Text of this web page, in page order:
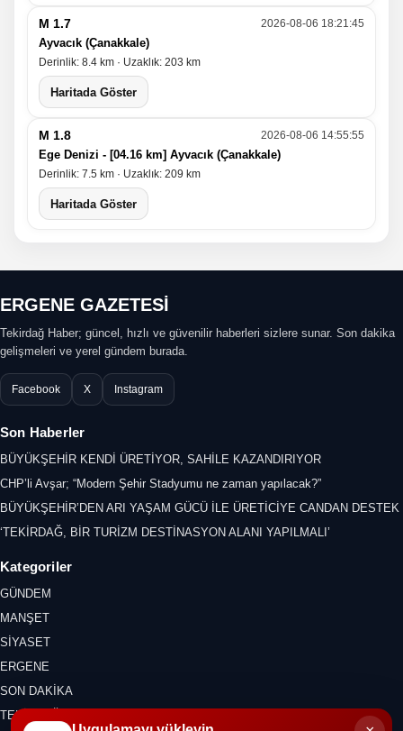
M 1.7 2026-08-06 18:21:45
Ayvacık (Çanakkale)
Derinlik: 8.4 km · Uzaklık: 203 km
Haritada Göster
M 1.8 2026-08-06 14:55:55
Ege Denizi - [04.16 km] Ayvacık (Çanakkale)
Derinlik: 7.5 km · Uzaklık: 209 km
Haritada Göster
ERGENE GAZETESİ
Tekirdağ Haber; güncel, hızlı ve güvenilir haberleri sizlere sunar. Son dakika
gelişmeleri ve yerel gündem burada.
Facebook X Instagram
Son Haberler
BÜYÜKŞEHİR KENDİ ÜRETİYOR, SAHİLE KAZANDIRIYOR
CHP’li Avşar; “Modern Şehir Stadyumu ne zaman yapılacak?”
BÜYÜKŞEHİR’DEN ARI YAŞAM GÜCÜ İLE ÜRETİCİYE CANDAN DESTEK
‘TEKİRDAĞ, BİR TURİZM DESTİNASYON ALANI YAPILMALI’
Kategoriler
GÜNDEM
MANŞET
SİYASET
ERGENE
SON DAKİKA
TEKİRDAĞ